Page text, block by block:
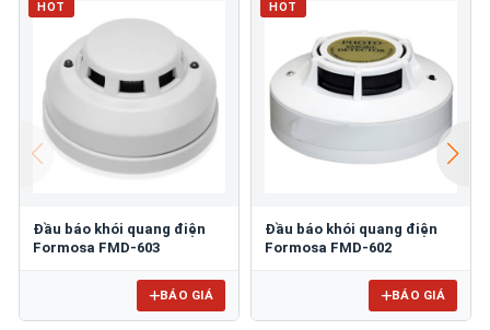
HOT
Đầu báo khói quang điện
Formosa FMD-603
BÁO GIÁ
HOT
Đầu báo khói quang điện
Formosa FMD-602
BÁO GIÁ